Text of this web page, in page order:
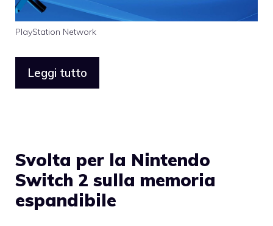
PlayStation Network
Leggi tutto
Svolta per la Nintendo
Switch 2 sulla memoria
espandibile